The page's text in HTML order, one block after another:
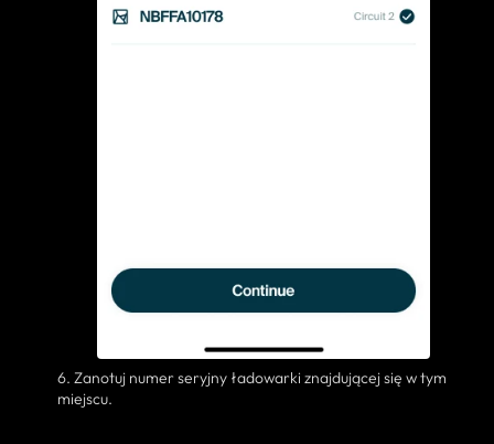
6. Zanotuj numer seryjny ładowarki znajdującej się w tym
miejscu.